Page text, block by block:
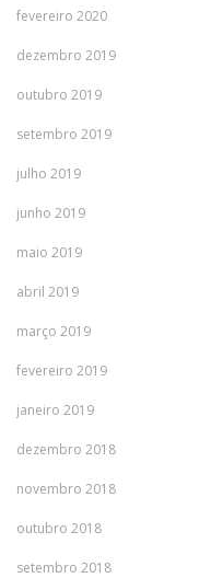
fevereiro 2020
dezembro 2019
outubro 2019
setembro 2019
julho 2019
junho 2019
maio 2019
abril 2019
março 2019
fevereiro 2019
janeiro 2019
dezembro 2018
novembro 2018
outubro 2018
setembro 2018